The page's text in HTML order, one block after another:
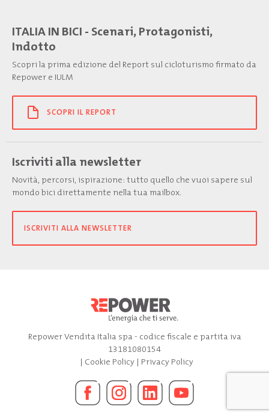
ITALIA IN BICI - Scenari, Protagonisti,
Indotto
Scopri la prima edizione del Report sul cicloturismo firmato da
Repower e IULM
SCOPRI IL REPORT
Iscriviti alla newsletter
Novità, percorsi, ispirazione: tutto quello che vuoi sapere sul
mondo bici direttamente nella tua mailbox.
ISCRIVITI ALLA NEWSLETTER
Repower Vendita Italia spa - codice fiscale e partita iva
13181080154
| Cookie Policy| Privacy Policy